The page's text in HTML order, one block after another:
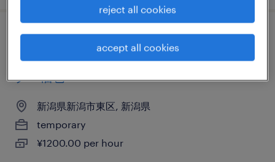
金属・非金属のマシンオペレーター、組
立・部品加工、検査、仕分け・ピッキン
グ・梱包
新潟県新潟市東区, 新潟県
temporary
¥1200.00 per hour
reject all cookies
accept all cookies